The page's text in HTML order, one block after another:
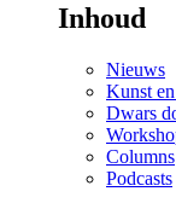
Inhoud
Nieuws
Kunst
Dwars
Columns
Podcasts